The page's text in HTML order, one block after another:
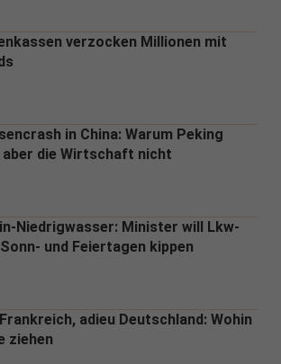
verzocken Millionen mit
in China: Warum Peking
die Wirtschaft nicht
Niedrigwasser: Minister will Lkw-
und Feiertagen kippen
adieu Deutschland: Wohin
ziehen